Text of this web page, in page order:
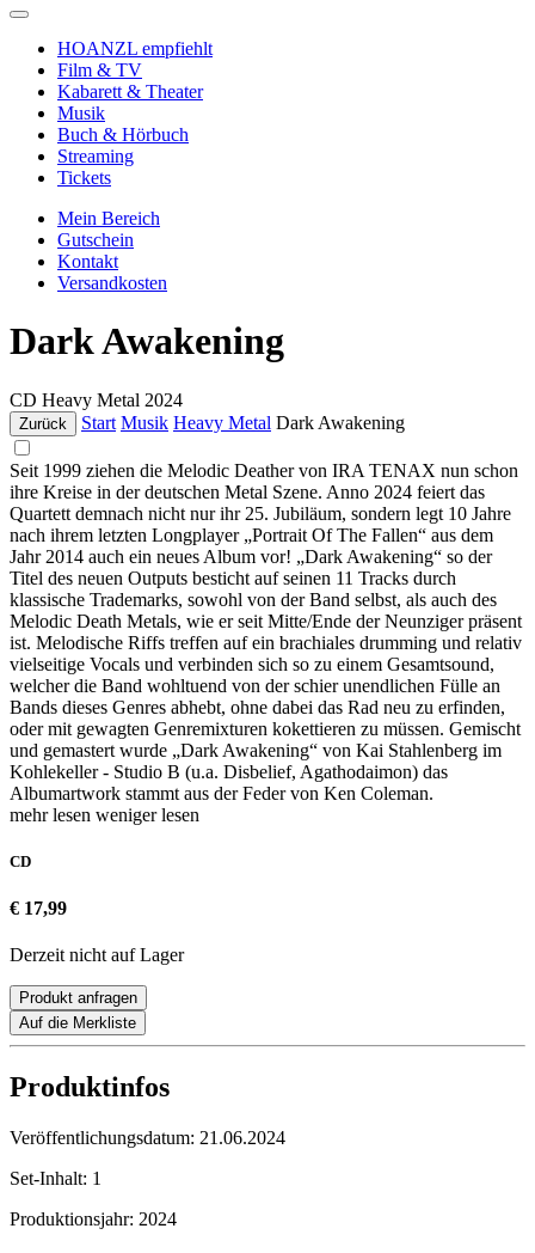
HOANZL empfiehlt
Film & TV
Kabarett & Theater
Musik
Buch & Hörbuch
Streaming
Tickets
Mein Bereich
Gutschein
Kontakt
Versandkosten
Dark Awakening
CD Heavy Metal 2024
Zurück Start Musik Heavy Metal Dark Awakening
Seit 1999 ziehen die Melodic Deather von IRA TENAX nun schon
ihre Kreise in der deutschen Metal Szene. Anno 2024 feiert das
Quartett demnach nicht nur ihr 25. Jubiläum, sondern legt 10 Jahre
nach ihrem letzten Longplayer „Portrait Of The Fallen“ aus dem
Jahr 2014 auch ein neues Album vor! „Dark Awakening“ so der
Titel des neuen Outputs besticht auf seinen 11 Tracks durch
klassische Trademarks, sowohl von der Band selbst, als auch des
Melodic Death Metals, wie er seit Mitte/Ende der Neunziger präsent
ist. Melodische Riffs treffen auf ein brachiales drumming und relativ
vielseitige Vocals und verbinden sich so zu einem Gesamtsound,
welcher die Band wohltuend von der schier unendlichen Fülle an
Bands dieses Genres abhebt, ohne dabei das Rad neu zu erfinden,
oder mit gewagten Genremixturen kokettieren zu müssen. Gemischt
und gemastert wurde „Dark Awakening“ von Kai Stahlenberg im
Kohlekeller - Studio B (u.a. Disbelief, Agathodaimon) das
Albumartwork stammt aus der Feder von Ken Coleman.
mehr lesen weniger lesen
CD
€ 17,99
Derzeit nicht auf Lager
Produkt anfragen
Auf die Merkliste
Produktinfos
Veröffentlichungsdatum: 21.06.2024
Set-Inhalt: 1
Produktionsjahr: 2024